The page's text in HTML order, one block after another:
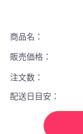
商品名：
販売価格：
注文数：
配送日目安：